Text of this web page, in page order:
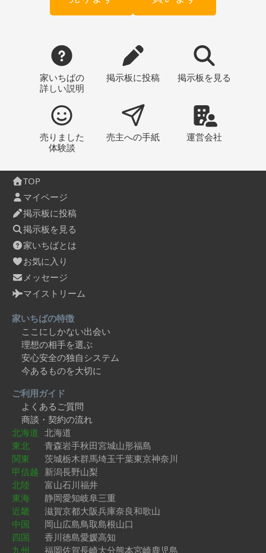
家いちばの
詳しい説明
掲示板に投稿 掲示板 を見る
売りました
体験談
売主への手紙 運営会社
TOP
マイページ
掲示板に投稿
掲示板を見る
家いちばとは
お気に入り
メッセージ
マイストリーム
家いちばの特徴
ここにしかない出会い
理想の相手を選ぶ
安心安全の独自システム
今あるものを大切に
ご利用ガイド
よくあるご質問
商談・契約の流れ
北海道 北海道
東北
青森岩手秋田宮城山形福島
関東
茨城栃木群馬埼玉千葉東京神奈川
甲信越 新潟長野山梨
北陸
富山石川福井
東海
静岡愛知岐阜三重
近畿
滋賀京都大阪兵庫奈良和歌山
中国
岡山広島鳥取島根山口
四国
香川徳島愛媛高知
九州
福岡佐賀長崎大分熊本宮崎鹿児島